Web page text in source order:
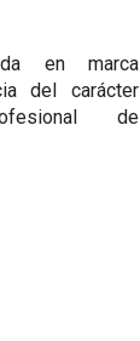
en marca
del carácter
de